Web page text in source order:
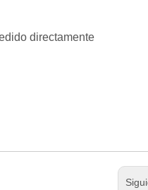
directamente